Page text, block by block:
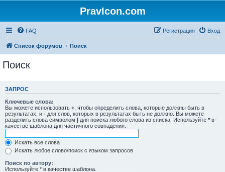
PravIcon.com
FAQ Вход
Регистрация
Список форумов Поиск
Поиск
ЗАПРОС
Ключевые слова:
Вы можете использовать + , чтобы определить слова, которые должны быть в
результатах, и - для слов, которых в результатах быть не должно. Вы можете
разделить слова символом | для поиска любого слова из списка. Используйте * в
качестве шаблона для частичного совпадения.
Искать все слова
Искать любое слово/поиск с языком запросов
Поиск по автору:
Используйте * в качестве шаблона.